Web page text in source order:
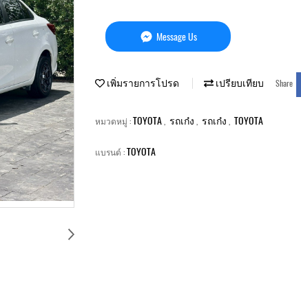
Message Us
เพิ่มรายการโปรด เปรียบเทียบ Share
หมวดหมู่ :TOYOTA รถเก๋ง รถเก๋ง TOYOTA
แบรนด์ :TOYOTA